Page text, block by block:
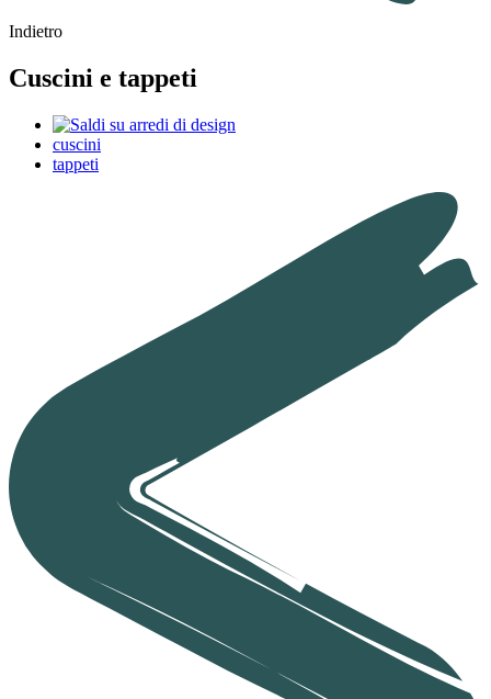
Indietro
Cuscini e tappeti
cuscini
tappeti